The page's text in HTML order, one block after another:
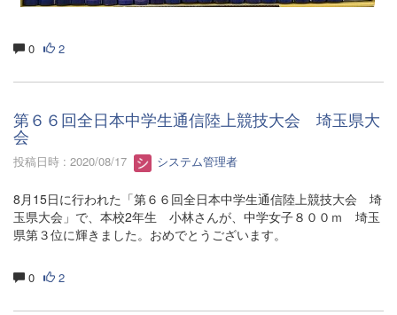
0 2
第６６回全日本中学生通信陸上競技大会 埼玉県大
会
投稿日時 : 2020/08/17 システム管理者
8月15日に行われた「第６６回全日本中学生通信陸上競技大会 埼
玉県大会」で、本校2年生 小林さんが、中学女子８００ｍ 埼玉
県第３位に輝きました。おめでとうございます。
0 2